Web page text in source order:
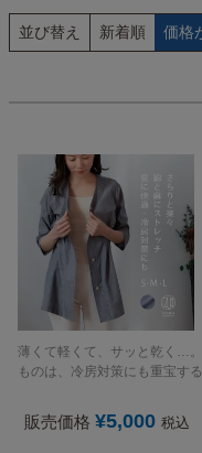
並び替え 新着順 価格
薄くて軽くて、サッと乾く…
ものは、冷房対策にも重宝する
販売価格 ¥5,000 税込